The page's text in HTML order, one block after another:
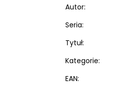
Autor:
Seria:
Tytuł:
Kategorie:
EAN: